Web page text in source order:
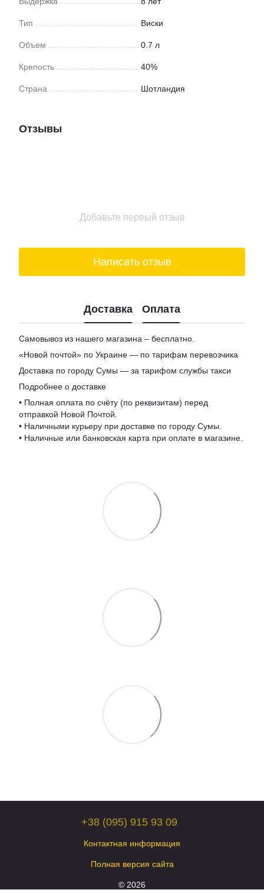
Подарочные коробки ко дню святого валентина
Заказать соки
Подарки на новый год боксы
Магазин мармелад киев
Подарочные наборы новый год
Набор корпоративных подарков
Тип Виски
Объем 0.7 л
Крепость 40%
Страна Шотландия
Отзывы
Добавьте первый отзыв
Написать отзыв
Доставка Оплата
Самовывоз из нашего магазина – бесплатно.
«Новой почтой» по Украине — по тарифам перевозчика
Доставка по городу Сумы — за тарифом службы такси
Подробнее о доставке
• Полная оплата по счёту (по реквизитам) перед
отправкой Новой Почтой.
• Наличными курьеру при доставке по городу Сумы.
• Наличные или банковская карта при оплате в магазине.
+38 (095) 915 93 09
Контактная информация
Полная версия сайта
© 2026